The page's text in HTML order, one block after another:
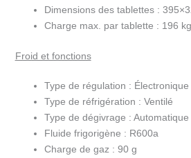
Dimensions des tablettes :
Charge max. par tablette : 196
Froid et fonctions
Type de régulation : Électronique
Type de réfrigération : Ventilé
Type de dégivrage : Automatique
Fluide frigorigène : R600a
Charge de gaz : 90 g